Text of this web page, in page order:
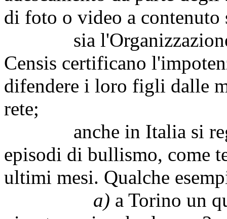
di foto o video a contenuto
sia l'Organizzazione
Censis certificano
difendere i loro figli dalle
rete;
anche in Italia si
episodi di bullismo, come
ultimi mesi. Qualche
a) a Torino un